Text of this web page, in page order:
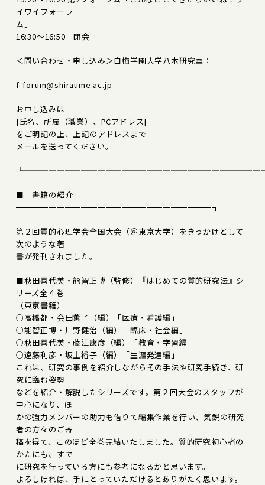
イワイフォーラ
ム」
16:30～16:50 閉会
＜問い合わせ・申し込み＞白梅学園大学八木研究室：
f-forum@shiraume.ac.jp
お申し込みは
[氏名、所属（職業）、PCアドレス]
をご明記の上、上記のアドレスまで
メールを送ってください。
■ 書籍の紹介
━━━━━━━━━━━━━━━━━━━━━━━━┓
第２回質的心理学会全国大会（＠東京大学）をきっかけとして
次のような著
書が発刊されました。
■秋田喜代美・能智正博（監修）『はじめての質的研究法』シ
リーズ全４巻
（東京書籍）
○高橋都・会田薫子（編）「医療・看護編」
○能智正博・川野健治（編）「臨床・社会編」
○秋田喜代美・藤江康彦（編）「教育・学習編」
○遠藤利彦・坂上裕子（編）「生涯発達編」
これは、研究の事例を紹介しながらその手法や研究手続き、研
究に臨む姿勢
などを紹介・解説したシリーズです。第２回大会のスタッフが
中心になり、ほ
かの強力メンバーの助力も借りて編集作業を行い、気鋭の研究
者の方々のご寄
稿を得て、このほど全巻完結いたしました。質的研究初心者の
かたにも、すで
に研究を行っている方にも参考になるかと思います。
よろしければ、手にとっていただけるとありがたく思います。